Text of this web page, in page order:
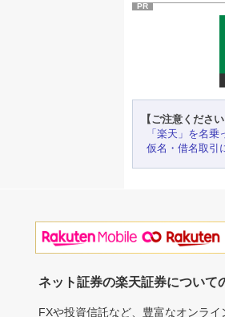
PR
【ご注意ください
「楽天」を名
仮名・借名取引
ネット証券の楽天証券について
FXや投資信託など、豊富なオンラ